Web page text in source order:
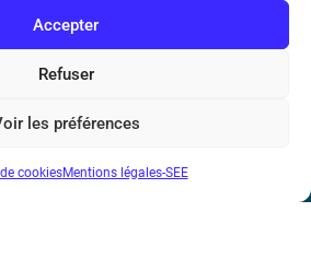
Accepter
Refuser
les préférences
cookiesMentions légales-SEE
75116 Paris
90 37 17
232, Code APE : 9412Z TVA intra-